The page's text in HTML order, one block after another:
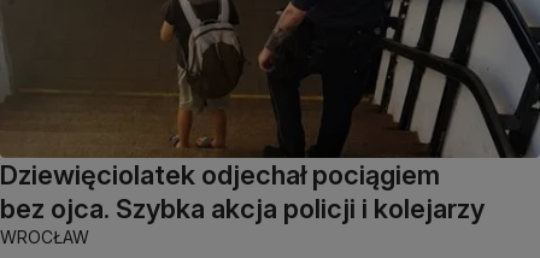
Dziewięciolatek odjechał pociągiem
bez ojca. Szybka akcja policji i kolejarzy
WROCŁAW